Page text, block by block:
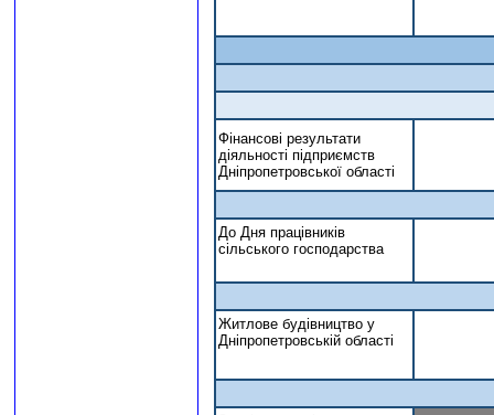
Фінансові результати
діяльності підприємств
Дніпропетровської області
До Дня працівників
сільського господарства
Житлове будівництво у
Дніпропетровській області